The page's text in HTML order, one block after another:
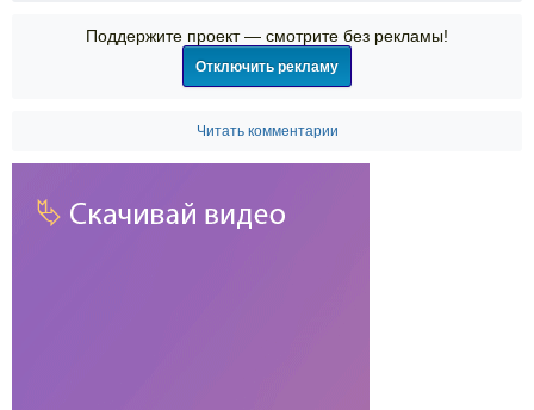
Поддержите проект — смотрите без рекламы!
Отключить рекламу
Читать комментарии